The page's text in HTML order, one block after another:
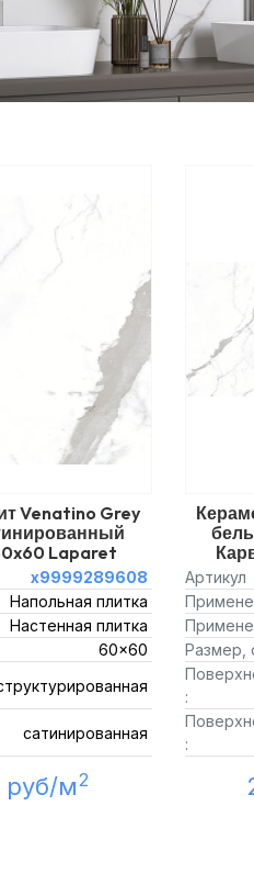
Venatino Grey
Laparet
х9999289608
Напольная плитка
Настенная плитка
60x60
сатинированная
руб/м2
Артикул
Размер,
:
: